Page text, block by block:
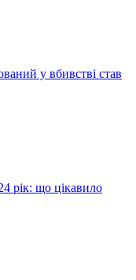
у вбивстві став
рік: що цікавило